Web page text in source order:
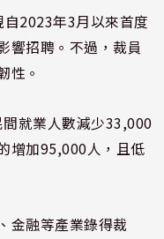
2023年3月以來首度
響招聘。不過，裁員
性。
就業人數減少33,000
增加95,000人，且低
金融等產業錄得裁